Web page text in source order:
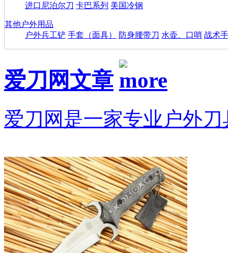
进口尼泊尔刀 卡巴系列 美国冷钢
其他户外用品
户外兵工铲 手套（面具） 防身腰带刀 水壶、口哨 战术
爱刀网文章
爱刀网是一家专业户外